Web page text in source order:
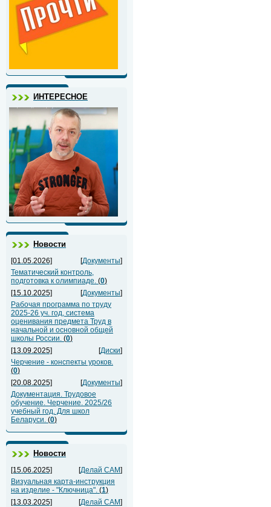
ИНТЕРЕСНОЕ
Новости
[01.05.2026] [Документы]
Тематический контроль,
подготовка к олимпиаде. (0)
[15.10.2025]
[Документы]
Рабочая программа по труду
2025-26 уч. год, система
оценивания предмета Труд в
начальной и основной общей
школы России. (0)
[13.09.2025]
[Диски]
Черчение - конспекты уроков.
(0)
[20.08.2025]
[Документы]
Документация. Трудовое
обучение. Черчение. 2025/26
учебный год. Для школ
Беларуси. (0)
Новости
[15.06.2025] [Делай САМ]
Визуальная карта-инструкция
на изделие - "Ключница". (1)
[13.03.2025]
[Делай САМ]